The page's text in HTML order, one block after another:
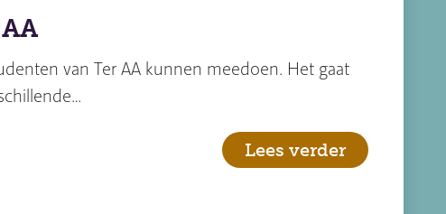
van Ter AA kunnen meedoen. Het gaat
Lees verder